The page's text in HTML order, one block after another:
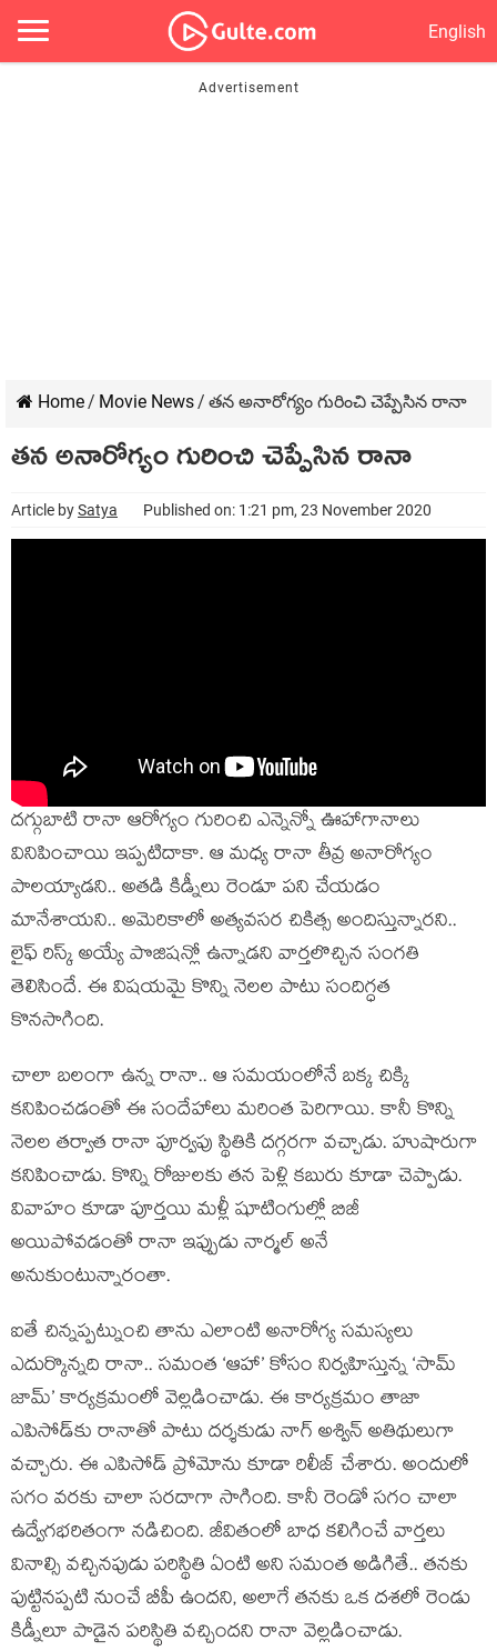
English
Home/ Movie News/ తన అనారోగ్యం గురించి చెప్పేసిన రానా
తన అనారోగ్యం గురించి చెప్పేసిన రానా
Article bySatya Published on: 1:21 pm, 23 November 2020
దగ్గుబాటి రానా ఆరోగ్యం గురించి ఎన్నెన్నో ఊహాగానాలు
వినిపించాయి ఇప్పటిదాకా. ఆ మధ్య రానా తీవ్ర అనారోగ్యం
పాలయ్యాడని.. అతడి కిడ్నీలు రెండూ పని చేయడం
మానేశాయని.. అమెరికాలో అత్యవసర చికిత్స అందిస్తున్నారని..
లైఫ్ రిస్క్ అయ్యే పొజిషన్లో ఉన్నాడని వార్తలొచ్చిన సంగతి
తెలిసిందే. ఈ విషయమై కొన్ని నెలల పాటు సందిగ్ధత
కొనసాగింది.
చాలా బలంగా ఉన్న రానా.. ఆ సమయంలోనే బక్క చిక్కి
కనిపించడంతో ఈ సందేహాలు మరింత పెరిగాయి. కానీ కొన్ని
నెలల తర్వాత రానా పూర్వపు స్థితికి దగ్గరగా వచ్చాడు. హుషారుగా
కనిపించాడు. కొన్ని రోజులకు తన పెళ్లి కబురు కూడా చెప్పాడు.
వివాహం కూడా పూర్తయి మళ్లీ షూటింగుల్లో బిజీ
అయిపోవడంతో రానా ఇప్పుడు నార్మల్ అనే
అనుకుంటున్నారంతా.
ఐతే చిన్నప్పట్నుంచి తాను ఎలాంటి అనారోగ్య సమస్యలు
ఎదుర్కొన్నది రానా.. సమంత ‘ఆహా’ కోసం నిర్వహిస్తున్న ‘సామ్
జామ్’ కార్యక్రమంలో వెల్లడించాడు. ఈ కార్యక్రమం తాజా
ఎపిసోడ్‌కు రానాతో పాటు దర్శకుడు నాగ్ అశ్విన్ అతిథులుగా
వచ్చారు. ఈ ఎపిసోడ్ ప్రోమోను కూడా రిలీజ్ చేశారు. అందులో
సగం వరకు చాలా సరదాగా సాగింది. కానీ రెండో సగం చాలా
ఉద్వేగభరితంగా నడిచింది. జీవితంలో బాధ కలిగించే వార్తలు
వినాల్సి వచ్చినపుడు పరిస్థితి ఏంటి అని సమంత అడిగితే.. తనకు
పుట్టినప్పటి నుంచే బీపీ ఉందని, అలాగే తనకు ఒక దశలో రెండు
కిడ్నీలూ పాడైన పరిస్థితి వచ్చిందని రానా వెల్లడించాడు.